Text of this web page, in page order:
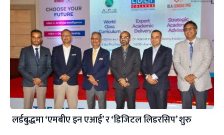
लर्डबुद्धमा ‘एमबीए इन एआई’ र ‘डिजिटल लिडरसिप’ शुरु